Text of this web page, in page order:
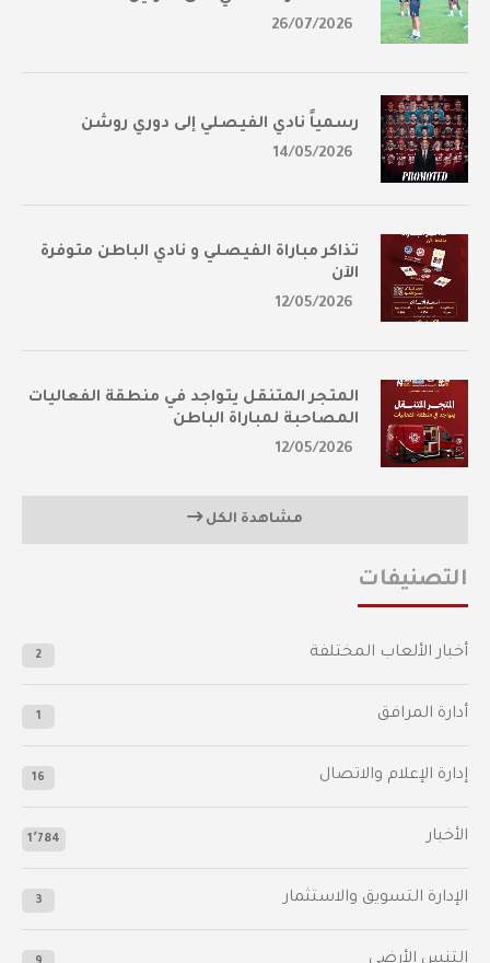
26/07/2026
رسمياً نادي الفيصلي إلى دوري روشن
14/05/2026
تذاكر مباراة الفيصلي و نادي الباطن متوفرة
الآن
12/05/2026
المتجر المتنقل يتواجد في منطقة الفعاليات
المصاحبة لمباراة الباطن
12/05/2026
مشاهدة الكل
التصنيفات
أخبار الألعاب المختلفة 2
أدارة المرافق 1
إدارة الإعلام والاتصال 16
الأخبار 1٬784
الإدارة التسويق والاستثمار 3